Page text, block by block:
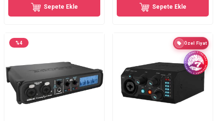
Sepete Ekle Sepete Ekle
%4 Özel Fiyat